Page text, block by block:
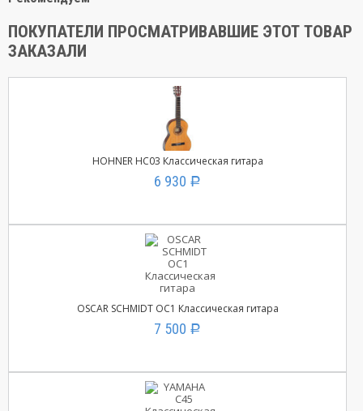
ПОКУПАТЕЛИ ПРОСМАТРИВАВШИЕ ЭТОТ ТОВАР
ЗАКАЗАЛИ
HOHNER HC03 Классическая гитара
6 930 Р
OSCAR SCHMIDT OC1 Классическая гитара
7 500 Р